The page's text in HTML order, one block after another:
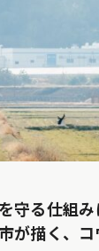
守る仕組
が描く、